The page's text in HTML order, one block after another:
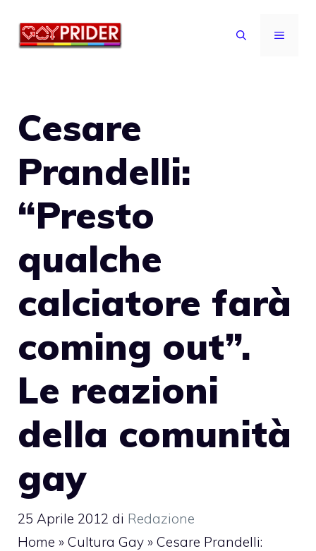
MENU
Cesare
Prandelli:
“Presto
qualche
calciatore farà
coming out”.
Le reazioni
della comunità
gay
25 Aprile 2012 di Redazione
Home » Cultura Gay » Cesare Prandelli: